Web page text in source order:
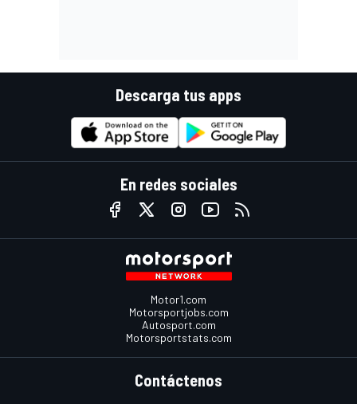
Descarga tus apps
En redes sociales
Motor1.com
Motorsportjobs.com
Autosport.com
Motorsportstats.com
Contáctenos